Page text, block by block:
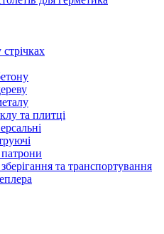
та плитці
та транспортування